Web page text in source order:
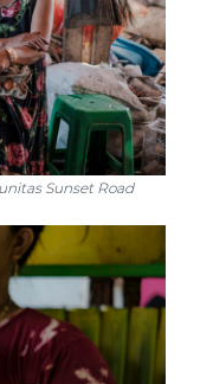
Sunset Road